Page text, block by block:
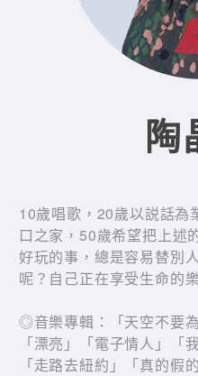
陶
10歲唱歌，20歲以説話為
口之家，50歲希望把上述
好玩的事，總是容易替別
呢？自己正在享受生命的
◎音樂專輯：「天空不要
「漂亮」「電子情人」「
「走路去紐約」「真的假